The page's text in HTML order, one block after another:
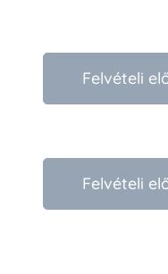
Felvételi
Felvételi